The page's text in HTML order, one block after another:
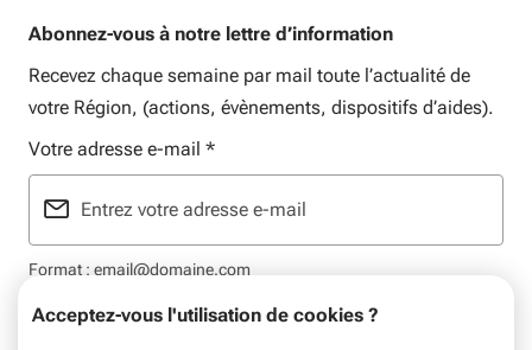
Acceptez-vous l'utilisation de cookies ?
Abonnez-vous à notre lettre d’information
Recevez chaque semaine par mail toute l’actualité de
votre Région, (actions, évènements, dispositifs d’aides).
Votre adresse e-mail *
Format : email@domaine.com